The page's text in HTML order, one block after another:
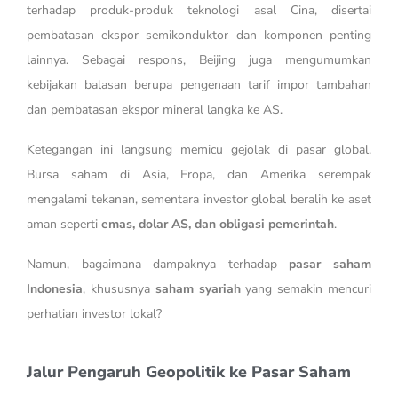
terhadap produk-produk teknologi asal Cina, disertai
pembatasan ekspor semikonduktor dan komponen penting
lainnya. Sebagai respons, Beijing juga mengumumkan
kebijakan balasan berupa pengenaan tarif impor tambahan
dan pembatasan ekspor mineral langka ke AS.
Ketegangan ini langsung memicu gejolak di pasar global.
Bursa saham di Asia, Eropa, dan Amerika serempak
mengalami tekanan, sementara investor global beralih ke aset
aman seperti emas, dolar AS, dan obligasi pemerintah.
Namun, bagaimana dampaknya terhadap pasar saham
Indonesia, khususnya saham syariahyang semakin mencuri
perhatian investor lokal?
Jalur Pengaruh Geopolitik ke Pasar Saham